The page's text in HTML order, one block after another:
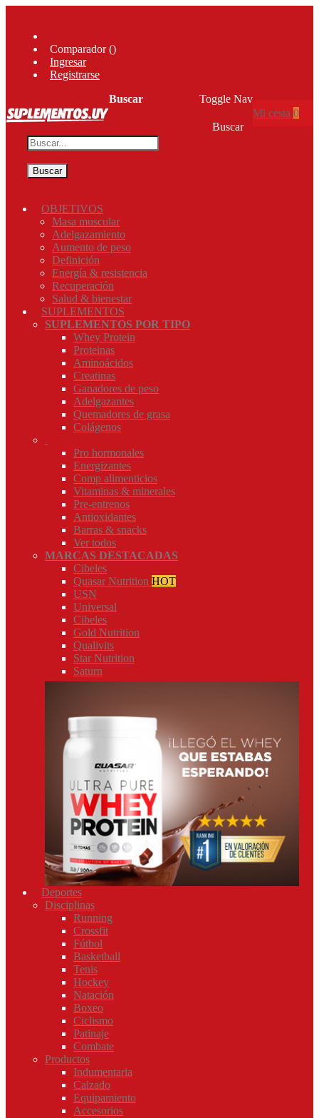
Comparador ()
Ingresar
Registrarse
Mi cesta 0
Toggle Nav
Buscar
Buscar
Buscar
OBJETIVOS
Masa muscular
Adelgazamiento
Aumento de peso
Definición
Energía & resistencia
Recuperación
Salud & bienestar
SUPLEMENTOS
SUPLEMENTOS POR TIPO
Whey Protein
Proteinas
Aminoácidos
Creatinas
Ganadores de peso
Adelgazantes
Quemadores de grasa
Colágenos
Pro hormonales
Energizantes
Comp alimenticios
Vitaminas & minerales
Pre-entrenos
Antioxidantes
Barras & snacks
Ver todos
MARCAS DESTACADAS
Cibeles
Quasar Nutrition HOT
USN
Universal
Cibeles
Gold Nutrition
Qualivits
Star Nutrition
Saturn
Deportes
Disciplinas
Running
Crossfit
Fútbol
Basketball
Tenis
Hockey
Natación
Boxeo
Ciclismo
Patinaje
Combate
Productos
Indumentaria
Calzado
Equipamiento
Accesorios